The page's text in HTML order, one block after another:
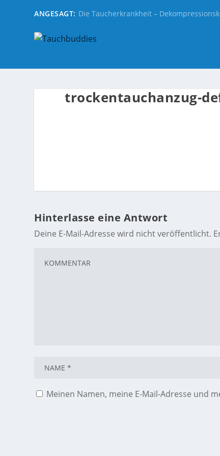
ANGESAGT: Die Taucherkrankheit –
trockentauchanzug-
Hinterlasse eine Antwort
Deine E-Mail-Adresse wird nicht veröffentlicht.
Meinen Namen, meine E-Mail-Adresse und